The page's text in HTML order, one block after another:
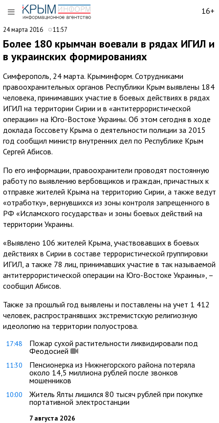
16+
24 марта 2016 11:57
Более 180 крымчан воевали в рядах ИГИЛ и
в украинских формированиях
Симферополь, 24 марта. Крыминформ. Сотрудниками
правоохранительных органов Республики Крым выявлены 184
человека, принимавших участие в боевых действиях в рядах
ИГИЛ на территории Сирии и в «антитеррористической
операции» на Юго-Востоке Украины. Об этом сегодня в ходе
доклада Госсовету Крыма о деятельности полиции за 2015
год сообщил министр внутренних дел по Республике Крым
Сергей Абисов.
По его информации, правоохранители проводят постоянную
работу по выявлению вербовщиков и граждан, причастных к
отправке жителей Крыма на территорию Сирии, а также ведут
«отработку», вернувшихся из зоны контроля запрещенного в
РФ «Исламского государства» и зоны боевых действий на
территории Украины.
«Выявлено 106 жителей Крыма, участвовавших в боевых
действиях в Сирии в составе террористической группировки
ИГИЛ, а также 78 лиц, принимавших участие в так называемой
антитеррористической операции на Юго-Востоке Украины», –
сообщил Абисов.
Также за прошлый год выявлены и поставлены на учет 1 412
человек, распространявших экстремистскую религиозную
идеологию на территории полуострова.
17:48
Пожар сухой растительности ликвидировали под
Феодосией
11:30
Пенсионерка из Нижнегорского района потеряла
около 14,5 миллиона рублей после звонков
мошенников
10:00
Житель Ялты лишился 80 тысяч рублей при покупке
портативной электростанции
7 августа 2026